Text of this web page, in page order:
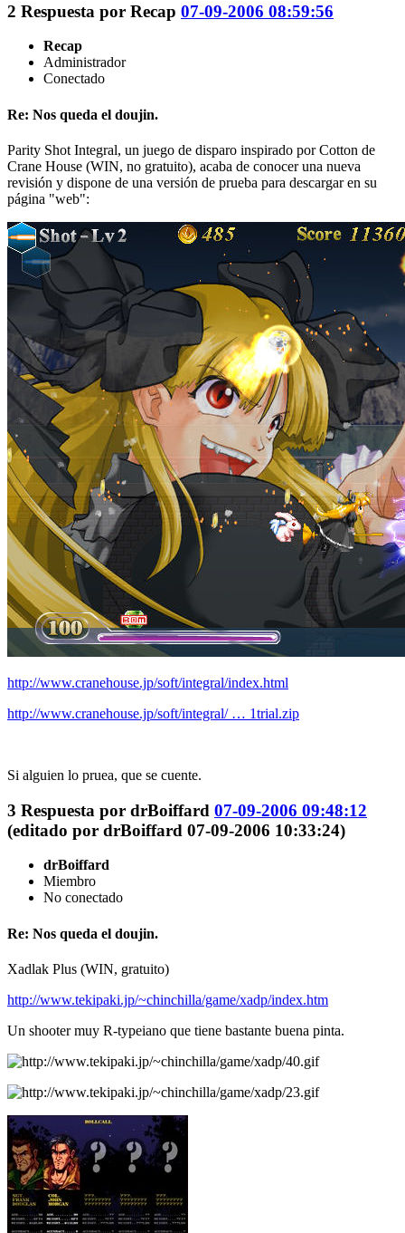
2 Respuesta por Recap 07-09-2006 08:59:56
Recap
Administrador
Conectado
Re: Nos queda el doujin.
Parity Shot Integral, un juego de disparo inspirado por Cotton de
Crane House (WIN, no gratuito), acaba de conocer una nueva
revisión y dispone de una versión de prueba para descargar en su
página "web":
http://www.cranehouse.jp/soft/integral/index.html
http://www.cranehouse.jp/soft/integral/ … 1trial.zip
Si alguien lo pruea, que se cuente.
3 Respuesta por drBoiffard 07-09-2006 09:48:12
(editado por drBoiffard 07-09-2006 10:33:24)
drBoiffard
Miembro
No conectado
Re: Nos queda el doujin.
Xadlak Plus (WIN, gratuito)
http://www.tekipaki.jp/~chinchilla/game/xadp/index.htm
Un shooter muy R-typeiano que tiene bastante buena pinta.